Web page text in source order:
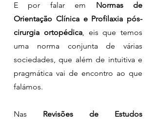
E por falar em Normas de
Orientação Clínica e Profilaxia pós-
cirurgia ortopédica, eis que temos
uma norma conjunta de várias
sociedades, que além de intuitiva e
pragmática vai de encontro ao que
falámos.
Nas Revisões de Estudos